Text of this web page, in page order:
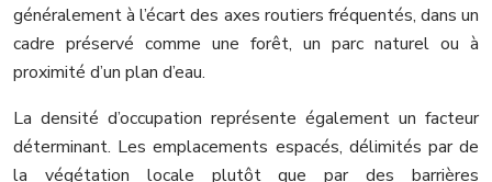
généralement à l’écart des axes routiers fréquentés, dans un
cadre préservé comme une forêt, un parc naturel ou à
proximité d’un plan d’eau.
La densité d’occupation représente également un facteur
déterminant. Les emplacements espacés, délimités par de
la végétation locale plutôt que par des barrières